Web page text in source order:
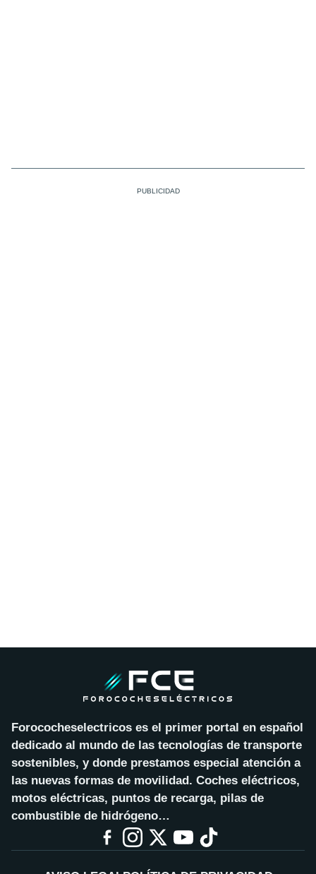
Forococheselectricos es el primer portal en español
dedicado al mundo de las tecnologías de transporte
sostenibles, y donde prestamos especial atención a
las nuevas formas de movilidad. Coches eléctricos,
motos eléctricas, puntos de recarga, pilas de
combustible de hidrógeno…